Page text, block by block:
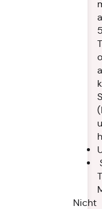
Nicht